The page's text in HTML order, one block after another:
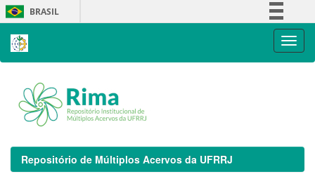
Skip
navigation
BRASIL
Repositório de Múltiplos Acervos da UFRRJ